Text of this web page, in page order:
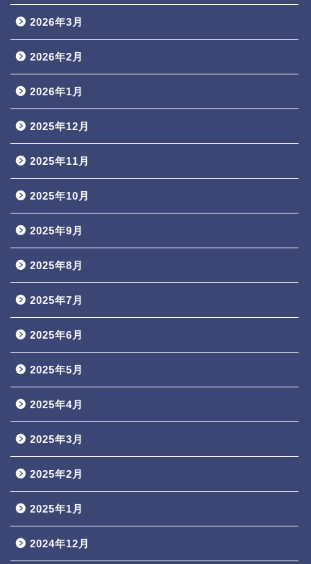
2026年3月
2026年2月
2026年1月
2025年12月
2025年11月
2025年10月
2025年9月
2025年8月
2025年7月
2025年6月
2025年5月
2025年4月
2025年3月
2025年2月
2025年1月
2024年12月